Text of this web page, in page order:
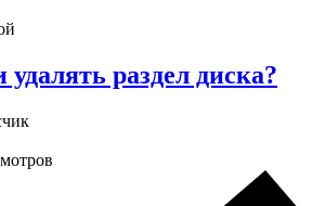
раздел диска?